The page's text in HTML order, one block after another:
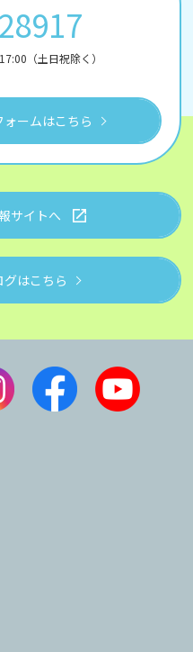
（土日祝除く）
ームはこちら
サイトへ
はこちら